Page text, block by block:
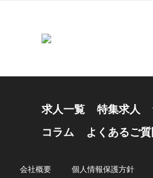
求人一覧 特集求人
コラム
よくあるご質
会社概要 個人情報保護方針